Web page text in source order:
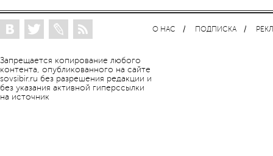
Запрещается копирование любого
контента, опубликованного на сайте
sovsibir.ru без разрешения редакции и
без указания активной гиперссылки
на источник
О НАС ПОДПИСКА